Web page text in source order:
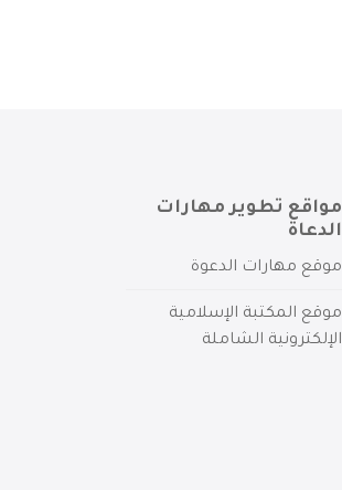
مواقع تطوير مهارات
الدعاة
موقع مهارات الدعوة
موقع المكتبة الإسلامية
الإلكترونية الشاملة